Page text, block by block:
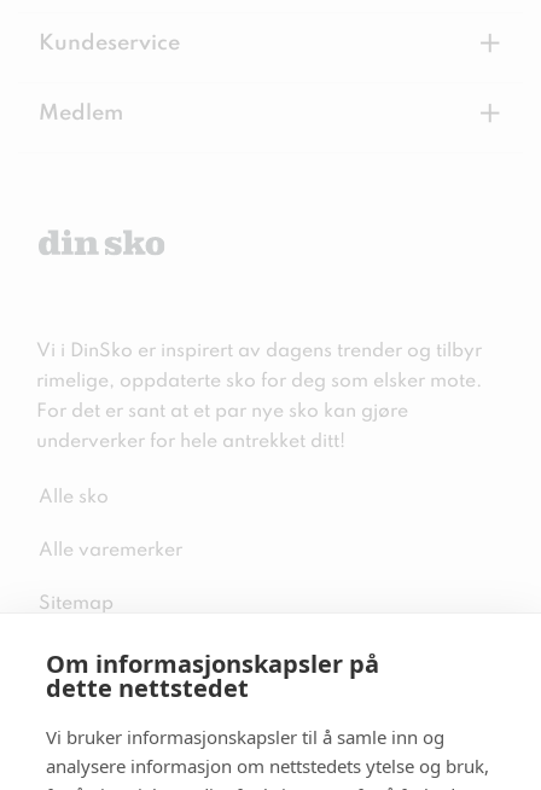
Om informasjonskapsler på
dette nettstedet
Vi bruker informasjonskapsler til å samle inn og
analysere informasjon om nettstedets ytelse og bruk,
Kundeservice +
Medlem +
Vi i DinSko er inspirert av dagens trender og tilbyr
rimelige, oppdaterte sko for deg som elsker mote.
For det er sant at et par nye sko kan gjøre
underverker for hele antrekket ditt!
Alle sko
Alle varemerker
Sitemap
Følg oss i sosiale medier